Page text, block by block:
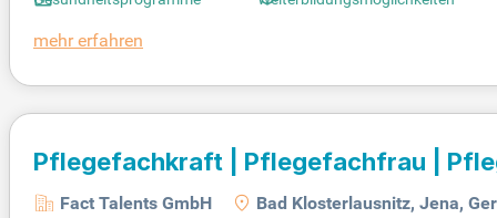
sowohl in unseren modernen Zentren als auch vor Ort
mehr erfahren
Pflegefachkraft | Pflegefachfrau |
Altenpfleger | Gesundheits- und
Fact Talents GmbH
Bad Klosterlausnitz, Jena,